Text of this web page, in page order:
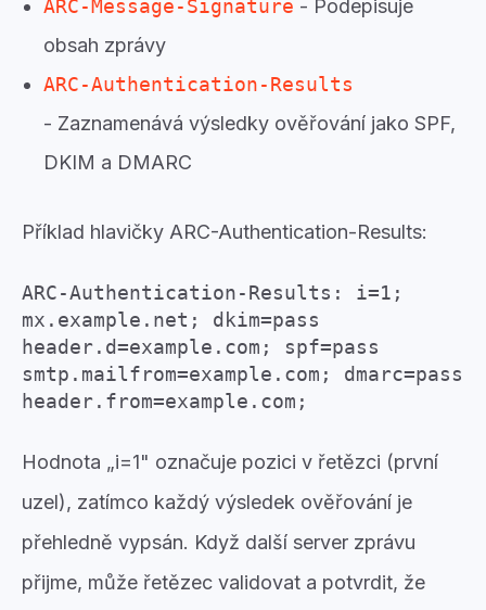
ARC-Message-Signature - Podepisuje
obsah zprávy
ARC-Authentication-Results
- Zaznamenává výsledky ověřování jako SPF,
DKIM a DMARC
Příklad hlavičky ARC-Authentication-Results:
ARC-Authentication-Results: i=1;
mx.example.net; dkim=pass
header.d=example.com; spf=pass
smtp.mailfrom=example.com; dmarc=pass
header.from=example.com;
Hodnota „i=1" označuje pozici v řetězci (první
uzel), zatímco každý výsledek ověřování je
přehledně vypsán. Když další server zprávu
přijme, může řetězec validovat a potvrdit, že